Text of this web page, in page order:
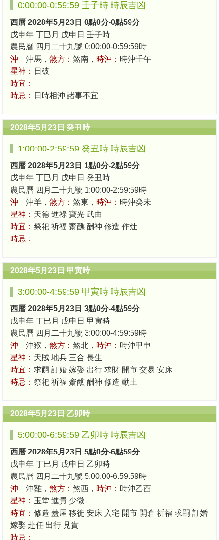
0:00:00-0:59:59 壬子時 時辰吉凶
西曆 2028年5月23日 0點0分-0點59分
戊申年 丁巳月 戊申日 壬子時
農民曆 四月二十九號 0:00:00-0:59:59時
沖： 沖馬， 煞方： 煞南， 時沖： 時沖壬午
星神： 日破
時宜：
時忌： 日時相沖 諸事不宜
2028年5月23日 癸丑時
1:00:00-2:59:59 癸丑時 時辰吉凶
西曆 2028年5月23日 1點0分-2點59分
戊申年 丁巳月 戊申日 癸丑時
農民曆 四月二十九號 1:00:00-2:59:59時
沖： 沖羊， 煞方： 煞東， 時沖： 時沖癸未
星神： 天德 進祿 寶光 武曲
時宜： 祭祀 祈福 齋醮 酬神 修造 作灶
時忌：
2028年5月23日 甲寅時
3:00:00-4:59:59 甲寅時 時辰吉凶
西曆 2028年5月23日 3點0分-4點59分
戊申年 丁巳月 戊申日 甲寅時
農民曆 四月二十九號 3:00:00-4:59:59時
沖： 沖猴， 煞方： 煞北， 時沖： 時沖甲申
星神： 天賊 地兵 三合 長生
時宜： 求嗣 訂婚 嫁娶 出行 求財 開市 交易 安床
時忌： 祭祀 祈福 齋醮 酬神 修造 動土
2028年5月23日 乙卯時
5:00:00-6:59:59 乙卯時 時辰吉凶
西曆 2028年5月23日 5點0分-6點59分
戊申年 丁巳月 戊申日 乙卯時
農民曆 四月二十九號 5:00:00-6:59:59時
沖： 沖雞， 煞方： 煞西， 時沖： 時沖乙酉
星神： 玉堂 進貴 少微
時宜： 修造 蓋屋 移徙 安床 入宅 開市 開倉 祈福 求嗣 訂婚
嫁娶 赴任 出行 見貴
時忌：